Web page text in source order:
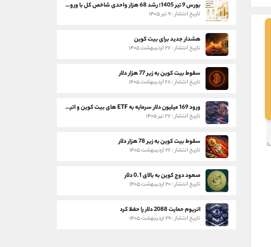
بورس 9 تیر 1405؛ رشد 68 هزار واحدی شاخص کل با ورود 3 همت پول حقیقی
تاریخ انتشار : ۹ تیر ۱۴۰۵
هشدار جدید برای بیت کوین
تاریخ انتشار : ۲۷ اردیبهشت ۱۴۰۵
سقوط بیت کوین به زیر 77 هزار دلار
تاریخ انتشار : ۲۸ اردیبهشت ۱۴۰۵
ورود 169 میلیون دلار سرمایه به ETF های بیت کوین و اتریوم
تاریخ انتشار : ۲۷ تیر ۱۴۰۵
سقوط بیت کوین به زیر 78 هزار دلار
تاریخ انتشار : ۲۶ اردیبهشت ۱۴۰۵
صعود دوج کوین به بالای 0.1 دلار
تاریخ انتشار : ۲۰ اردیبهشت ۱۴۰۵
اتریوم حمایت 2088 دلار را حفظ کرد
تاریخ انتشار : ۲۹ اردیبهشت ۱۴۰۵